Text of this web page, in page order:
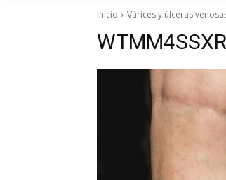
Inicio Várices y úlceras